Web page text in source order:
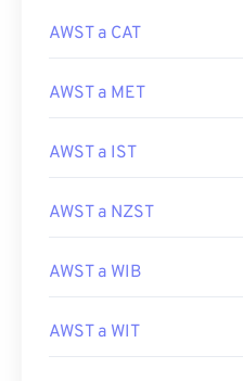
AWST a CAT
AWST a MET
AWST a IST
AWST a NZST
AWST a WIB
AWST a WIT